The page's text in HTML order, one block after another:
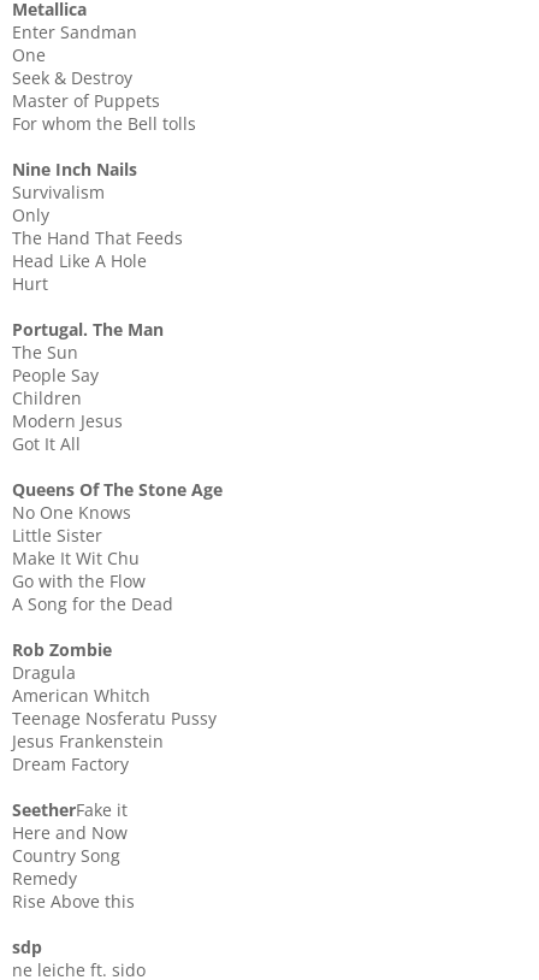
Metallica
Enter Sandman
One
Seek & Destroy
Master of Puppets
For whom the Bell tolls
Nine Inch Nails
Survivalism
Only
The Hand That Feeds
Head Like A Hole
Hurt
Portugal. The Man
The Sun
People Say
Children
Modern Jesus
Got It All
Queens Of The Stone Age
No One Knows
Little Sister
Make It Wit Chu
Go with the Flow
A Song for the Dead
Rob Zombie
Dragula
American Whitch
Teenage Nosferatu Pussy
Jesus Frankenstein
Dream Factory
SeetherFake it
Here and Now
Country Song
Remedy
Rise Above this
sdp
ne leiche ft. sido